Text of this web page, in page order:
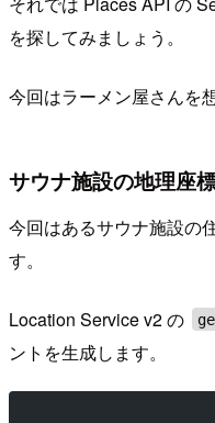
を探してみましょう。
今回はラーメン屋さんを
サウナ施設の地理座
今回はあるサウナ施設の
す。
Location Service v2 の
ントを生成します。